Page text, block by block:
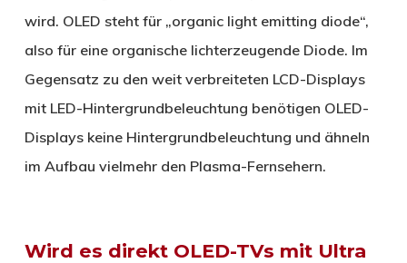
wird. OLED steht für „organic light emitting diode“,
also für eine organische lichterzeugende Diode. Im
Gegensatz zu den weit verbreiteten LCD-Displays
mit LED-Hintergrundbeleuchtung benötigen OLED-
Displays keine Hintergrundbeleuchtung und ähneln
im Aufbau vielmehr den Plasma-Fernsehern.
Wird es direkt OLED-TVs mit Ultra